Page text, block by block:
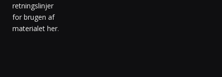
retningslinjer
for brugen af
materialet her.